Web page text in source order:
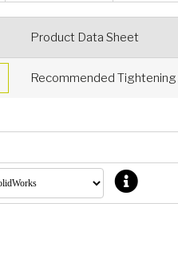
Product Data Sheet
Recommended Tightening